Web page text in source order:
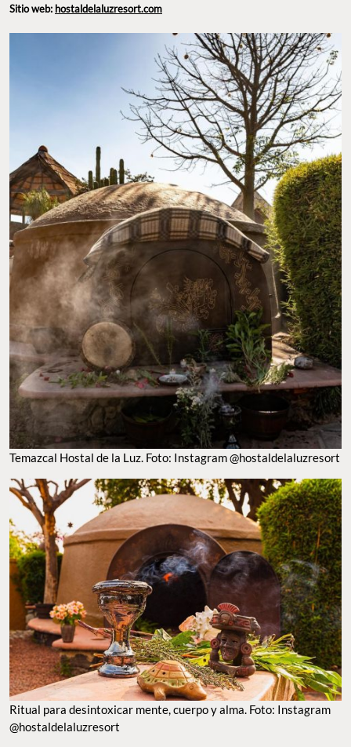
Sitio web: hostaldelaluzresort.com
Temazcal Hostal de la Luz. Foto: Instagram @hostaldelaluzresort
Ritual para desintoxicar mente, cuerpo y alma. Foto: Instagram
@hostaldelaluzresort